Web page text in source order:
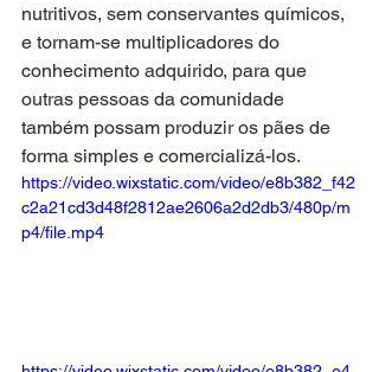
nutritivos, sem conservantes químicos,
e tornam-se multiplicadores do
conhecimento adquirido, para que
outras pessoas da comunidade
também possam produzir os pães de
forma simples e comercializá-los.
https://video.wixstatic.com/video/e8b382_f42
c2a21cd3d48f2812ae2606a2d2db3/480p/m
p4/file.mp4